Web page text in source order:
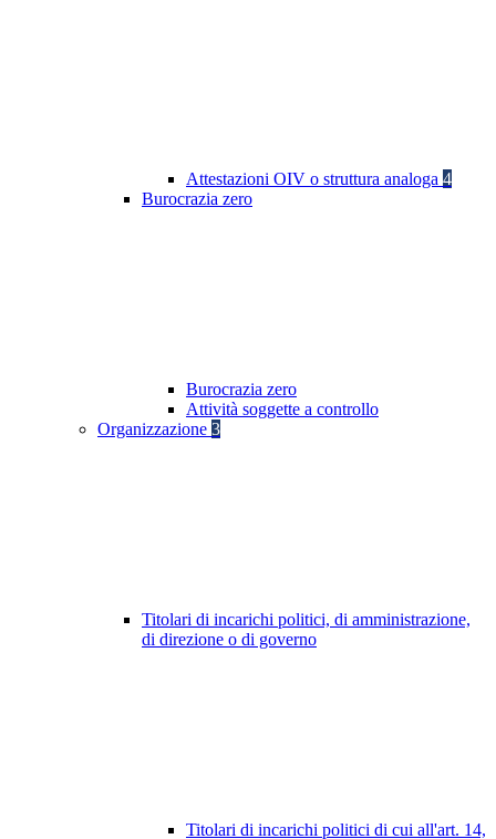
Attestazioni OIV o struttura analoga 4
Burocrazia zero
Burocrazia zero
Attività soggette a controllo
Organizzazione 3
Titolari di incarichi politici, di amministrazione,
di direzione o di governo
Titolari di incarichi politici di cui all'art. 14,